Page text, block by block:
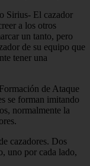
Sirius- El cazador
a los otros
un tanto, pero
de su equipo que
tener una
de Ataque
se forman imitando
normalmente la
cazadores. Dos
uno por cada lado,